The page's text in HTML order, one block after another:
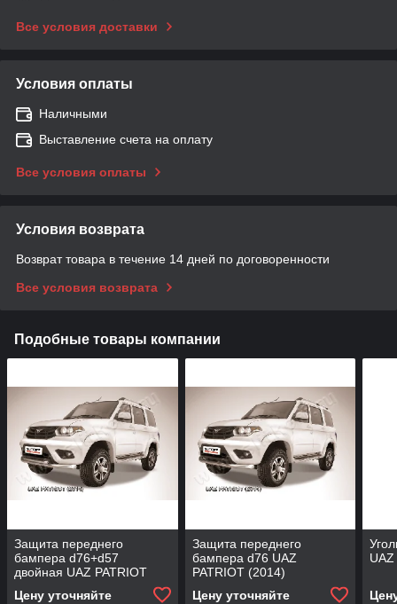
Все условия доставки
Условия оплаты
Наличными
Выставление счета на оплату
Все условия оплаты
Условия возврата
Возврат товара в течение 14 дней по договоренности
Все условия возврата
Подобные товары компании
Защита переднего
бампера d76+d57
двойная UAZ PATRIOT
Цену уточняйте
Защита переднего
бампера d76 UAZ
PATRIOT (2014)
Цену уточняйте